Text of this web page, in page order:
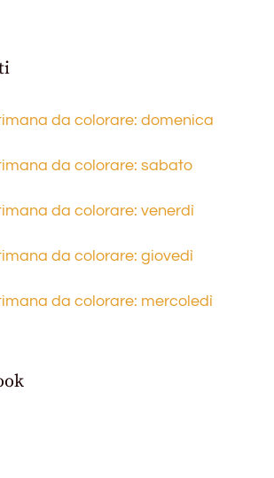
da colorare: domenica
da colorare: sabato
da colorare: venerdì
da colorare: giovedì
da colorare: mercoledì